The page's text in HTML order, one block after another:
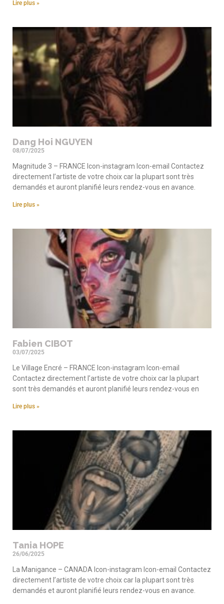
Lire plus »
Dang Hoi NGUYEN
08/07/2025
Magnitude 3 – FRANCE Icon-instagram Icon-email Contactez
directement l’artiste de votre choix car la plupart sont très
demandés et auront planifié leurs rendez-vous en avance.
Lire plus »
Fabien CIBOT
03/07/2025
Le Village Encré – FRANCE Icon-instagram Icon-email
Contactez directement l’artiste de votre choix car la plupart
sont très demandés et auront planifié leurs rendez-vous en
Lire plus »
Tania HOPE
26/06/2025
La Manigance – CANADA Icon-instagram Icon-email Contactez
directement l’artiste de votre choix car la plupart sont très
demandés et auront planifié leurs rendez-vous en avance.